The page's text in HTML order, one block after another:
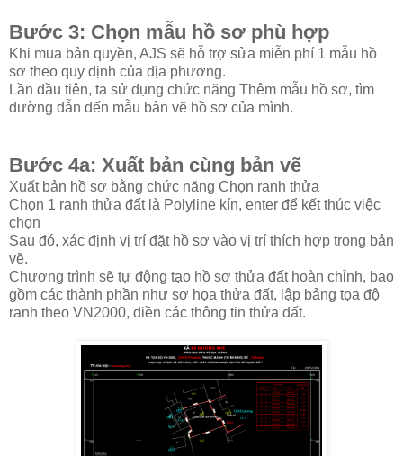
Bước 3: Chọn mẫu hồ sơ phù hợp
Khi mua bản quyền, AJS sẽ hỗ trợ sửa miễn phí 1 mẫu hồ
sơ theo quy định của địa phương.
Lần đầu tiên, ta sử dụng chức năng Thêm mẫu hồ sơ, tìm
đường dẫn đến mẫu bản vẽ hồ sơ của mình.
Bước 4a: Xuất bản cùng bản vẽ
Xuất bản hồ sơ bằng chức năng Chọn ranh thửa
Chọn 1 ranh thửa đất là Polyline kín, enter để kết thúc việc
chọn
Sau đó, xác định vị trí đặt hồ sơ vào vị trí thích hợp trong bản
vẽ.
Chương trình sẽ tự động tạo hồ sơ thửa đất hoàn chỉnh, bao
gồm các thành phần như sơ họa thửa đất, lập bảng tọa độ
ranh theo VN2000, điền các thông tin thửa đất.